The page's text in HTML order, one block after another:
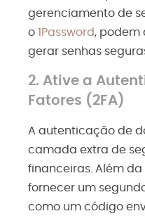
gerenciamento de
o 1Password , podem
gerar senhas
2. Ative a
Fatores (2FA)
A autenticação de
camada extra de
financeiras. Além
fornecer um
como um código